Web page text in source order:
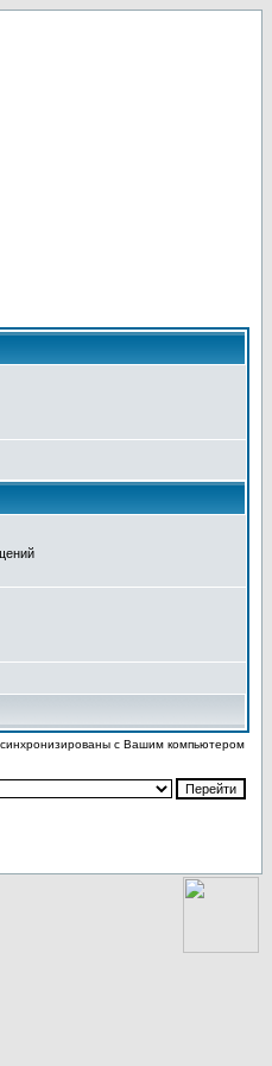
с Вашим компьютером